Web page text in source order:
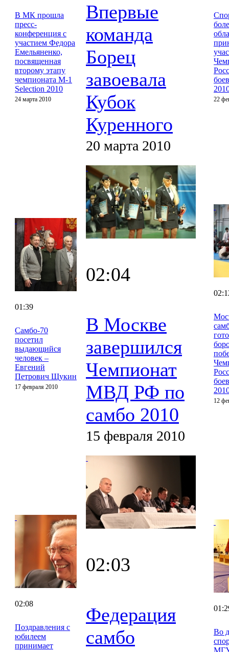
В МК прошла
пресс-
конференция с
участием Федора
Емельяненко,
посвященная
второму этапу
чемпионата M-1
Selection 2010
24 марта 2010
Впервые
команда
Борец
завоевала
Кубок
Куренного
20 марта 2010
22
01:39
Cамбо-70
посетил
выдающийся
человек –
Евгений
Петрович Щукин
17 февраля 2010
02:04
В Москве
завершился
Чемпионат
МВД РФ по
самбо 2010
15 февраля 2010
12
02:08
Поздравления с
юбилеем
принимает
02:03
Федерация
самбо
Во